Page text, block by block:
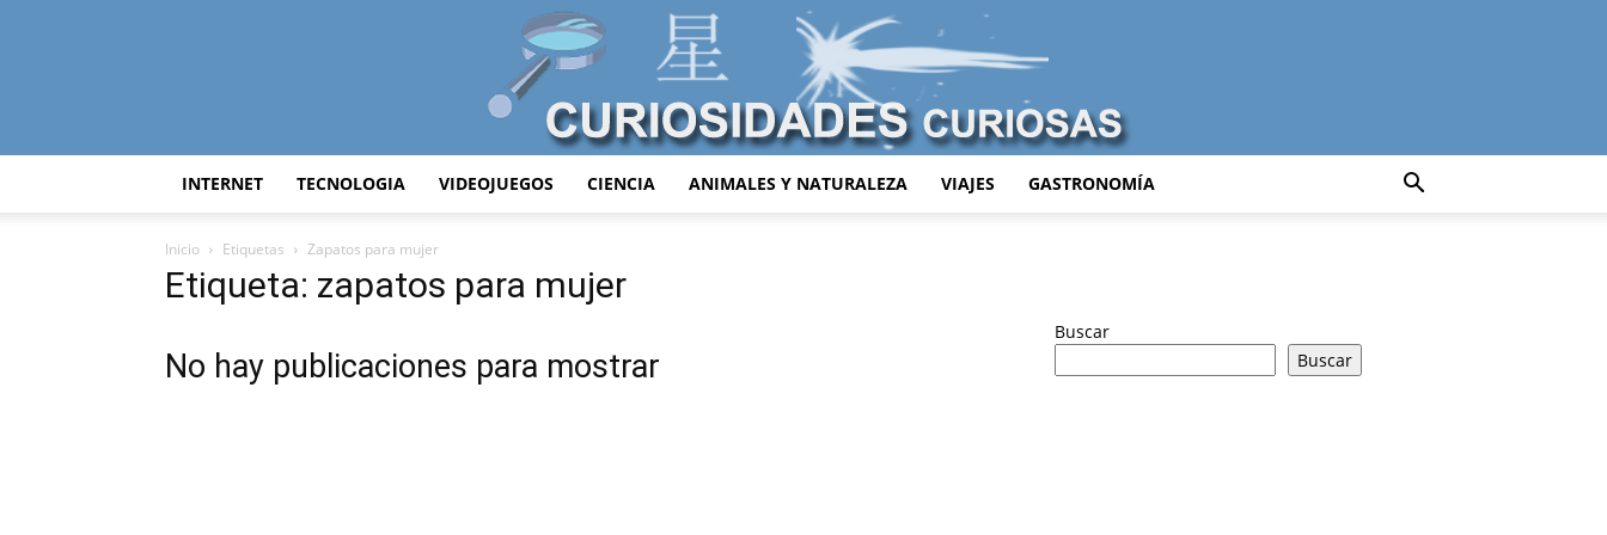
INTERNET TECNOLOGIA VIDEOJUEGOS CIENCIA ANIMALES Y NATURALEZA VIAJES GASTRONOMÍA
Inicio Etiquetas Zapatos para mujer
Etiqueta: zapatos para mujer
No hay publicaciones para mostrar
Buscar
Buscar